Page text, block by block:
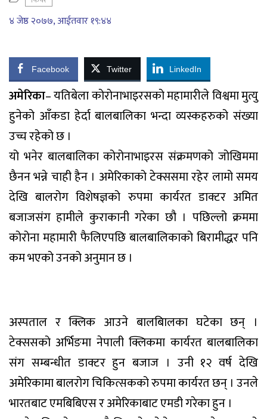
४ जेष्ठ २०७७, आईतवार १९:४४
Facebook Twitter LinkedIn
अमेरिका– यतिबेला कोरोनाभाइरसको महामारीले विश्वमा मुत्यु
हुनेको आँकडा हेर्दा बालबालिका भन्दा व्यस्कहरुको संख्या
उच्च रहेको छ ।
यो भनेर बालबालिका कोरोनाभाइरस संक्रमणको जोखिममा
छैनन भन्ने चाही हैन । अमेरिकाको टेक्ससमा रहेर लामो समय
देखि बालरोग विशेषज्ञको रुपमा कार्यरत डाक्टर अमित
बजाजसंग हामीले कुराकानी गरेका छौ । पछिल्लो क्रममा
कोरोना महामारी फैलिएपछि बालबालिकाको बिरामीद्धर पनि
कम भएको उनको अनुमान छ ।
अस्पताल र क्लिक आउने बालबािलका घटेका छन् ।
टेक्ससको अर्भिङमा नेपाली क्लिकमा कार्यरत बालबालिका
संग सम्बन्धीत डाक्टर हुन बजाज । उनी १२ वर्ष देखि
अमेरिकामा बालरोग चिकित्सकको रुपमा कार्यरत छन् । उनले
भारतबाट एमबिबिएस र अमेरिकाबाट एमडी गरेका हुन ।